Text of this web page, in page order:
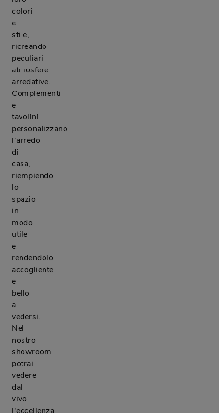
colori
e
stile,
ricreando
peculiari
atmosfere
arredative.
Complementi
e
tavolini
personalizzano
l'arredo
di
casa,
riempiendo
lo
spazio
in
modo
utile
e
rendendolo
accogliente
e
bello
a
vedersi.
Nel
nostro
showroom
potrai
vedere
dal
vivo
l'eccellenza